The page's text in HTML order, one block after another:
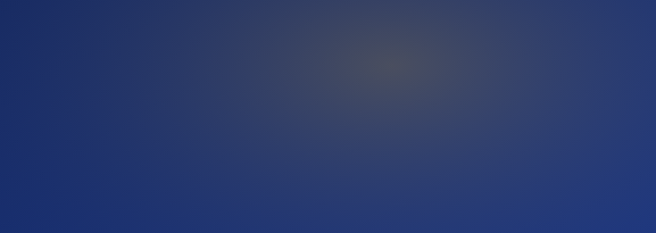
ein Anrufer kommt oder vier Wochen Funkstille herrscht. Google liefert Anfragen, aber nur,